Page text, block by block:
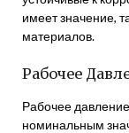
имеет значение,
материалов.
Рабочее
Рабочее
номинальным